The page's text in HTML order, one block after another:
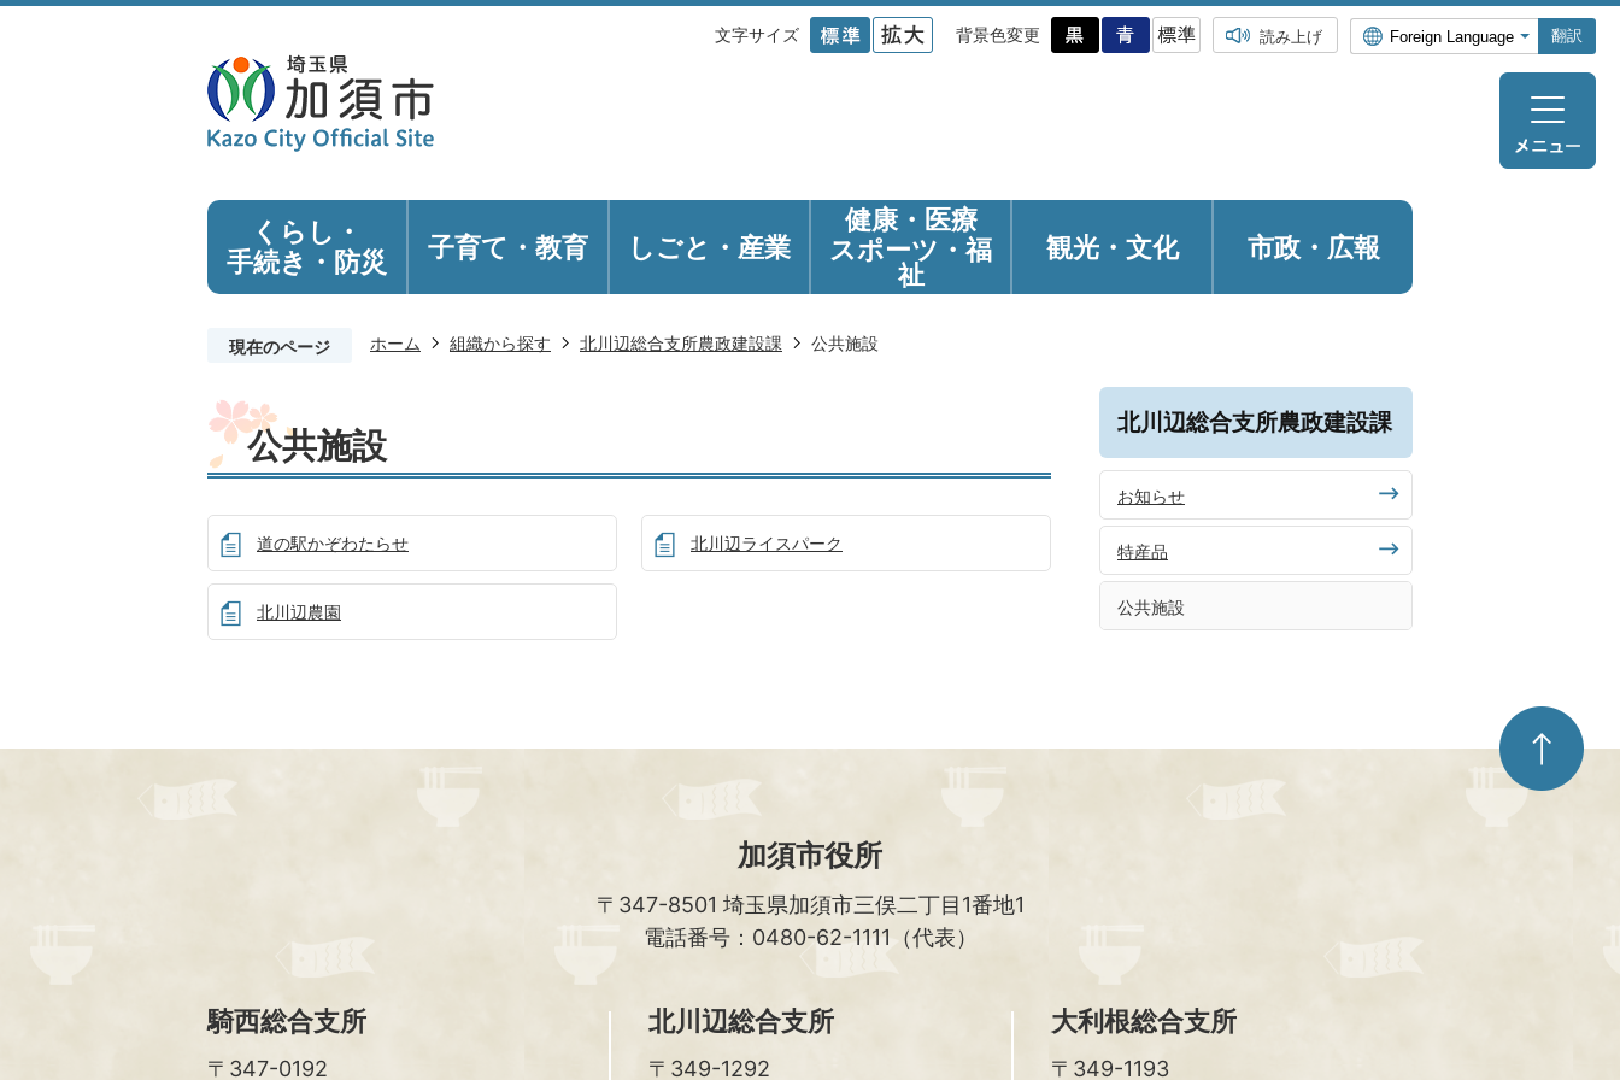
文字サイズ 背景色変更 読み上げ 翻訳
くらし・
手続き ・防災 子育て・教育 しごと・産業
健康・医療
スポーツ・福
祉
観光・ 文化 市政・広報
現在のページ ホーム 組織から探す 北川辺総合支所農政建設課 公共施設
公共施設
道の駅かぞわたらせ 北川辺ライスパーク
北川辺農園
北川辺総合支所農政建設課
お知らせ
特産品
公共施設
ペ
ー
ジ
加須市役所
〒347-8501 埼玉県加須市三俣二丁目1番地1
電話番号：0480-62-1111（代表）
騎西総合支所
〒347-0192
北川辺総合支所
〒349-1292
大利根総合支所
〒349-1193